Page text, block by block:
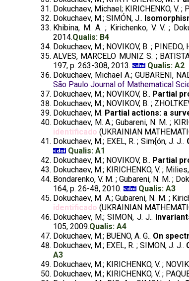
Dokuchaev, Michael; KIRICHENKO, V. ;
Dokuchaev, M.; SIMÓN, J..
Khibina, M. A. ; Kirichenko, V. V. ;
2014.Qualis: B4
Dokuchaev, M.; NOVIKOV, B. ; PINEDO,
ALVES, MARCELO MUNIZ S. ;
197, p. 263-308, 2013.
Qualis: A2
Dokuchaev, Michael A.; GUBARENI,
São Paulo Journal of Mathematical
Dokuchaev, M.; NOVIKOV, B.. Partial
Dokuchaev, M.; NOVIKOV, B. ;
Dokuchaev, M. Partial actions: a
Dokuchaev, M. A.; Gubareni, N. M. ;
identificado (UKRAINIAN
Dokuchaev, M.; EXEL, R. ; Sim{ón, J. J..
Qualis: A1
Dokuchaev, M.; NOVIKOV, B.. Partial
Dokuchaev, M.; KIRICHENKO, V. ;
Bondarenko, V. M. ; Gubareni, N. M. ;
164, p. 26-48, 2010.
Qualis: A3
Dokuchaev, M. A.; Gubareni, N. M. ;
identificado (UKRAINIAN
Dokuchaev, M.; SIMON, J. J..
105, 2009.Qualis: A4
Dokuchaev, M.; BUENO, A. G.. On
Dokuchaev, M.; EXEL, R. ; SIMON, J. J..
A3
Dokuchaev, M.; KIRICHENKO, V. ;
Dokuchaev, M.; KIRICHENKO, V. ;